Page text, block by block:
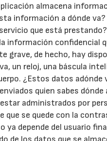
almacena
información a dónde
que está
información confidencial
grave, de hecho, hay
un reloj, una báscula
¿Estos datos adónde
quien sabes
administrados por
que se quede con la
ya depende del usuario